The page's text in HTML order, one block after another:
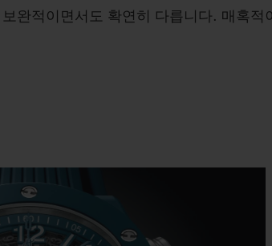
완적이면서도 확연히 다릅니다. 매혹